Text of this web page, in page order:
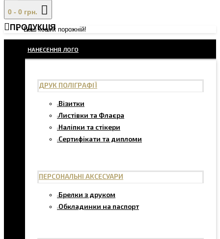
0 - 0 грн.
Ваш кошик порожній!
ПРОДУКЦІЯ
НАНЕСЕННЯ ЛОГО
ДРУК ПОЛІГРАФІЇ
Візитки
Листівки та Флаєра
Наліпки та стікери
Сертифікати та дипломи
ПЕРСОНАЛЬНІ АКСЕСУАРИ
Брелки з друком
Обкладинки на паспорт